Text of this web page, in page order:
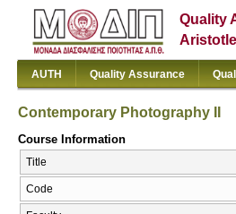
Quality
AUTH Quality Assurance
Contemporary Photography II
Course Information
Title
Code